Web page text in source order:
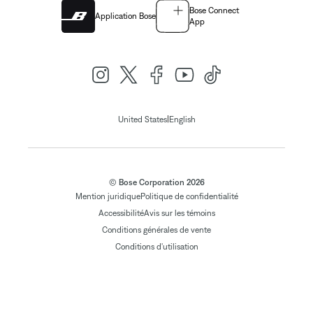
Application Bose
Bose Connect
App
United States| English
© Bose Corporation 2026
Mention juridiquePolitique de confidentialité
AccessibilitéAvis sur les témoins
Conditions générales de vente
Conditions d'utilisation